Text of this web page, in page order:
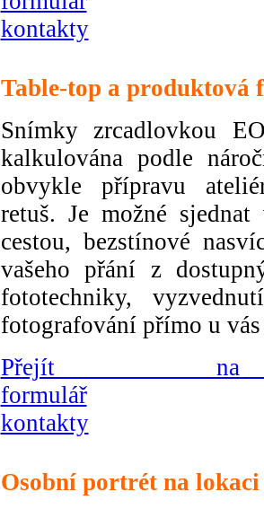
kontakty
Table-top a produktová
Snímky zrcadlovkou
kalkulována podle
obvykle přípravu
retuš. Je možné
cestou, bezstínové
vašeho přání z
fototechniky,
fotografování přímo u
Přejít na
formulář
kontakty
Osobní portrét na lokaci